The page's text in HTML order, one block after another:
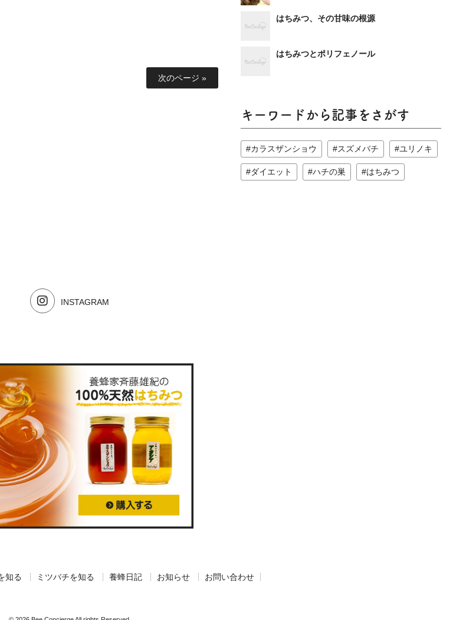
次のページ »
はちみつ、その甘味の根源
はちみつとポリフェノール
キーワードから記事をさがす
カラスザンショウ スズメバチ ユリノキ
ダイエット ハチの巣 はちみつ
INSTAGRAM
知る ミツバチを知る 養蜂日記 お知らせ お問い合わせ